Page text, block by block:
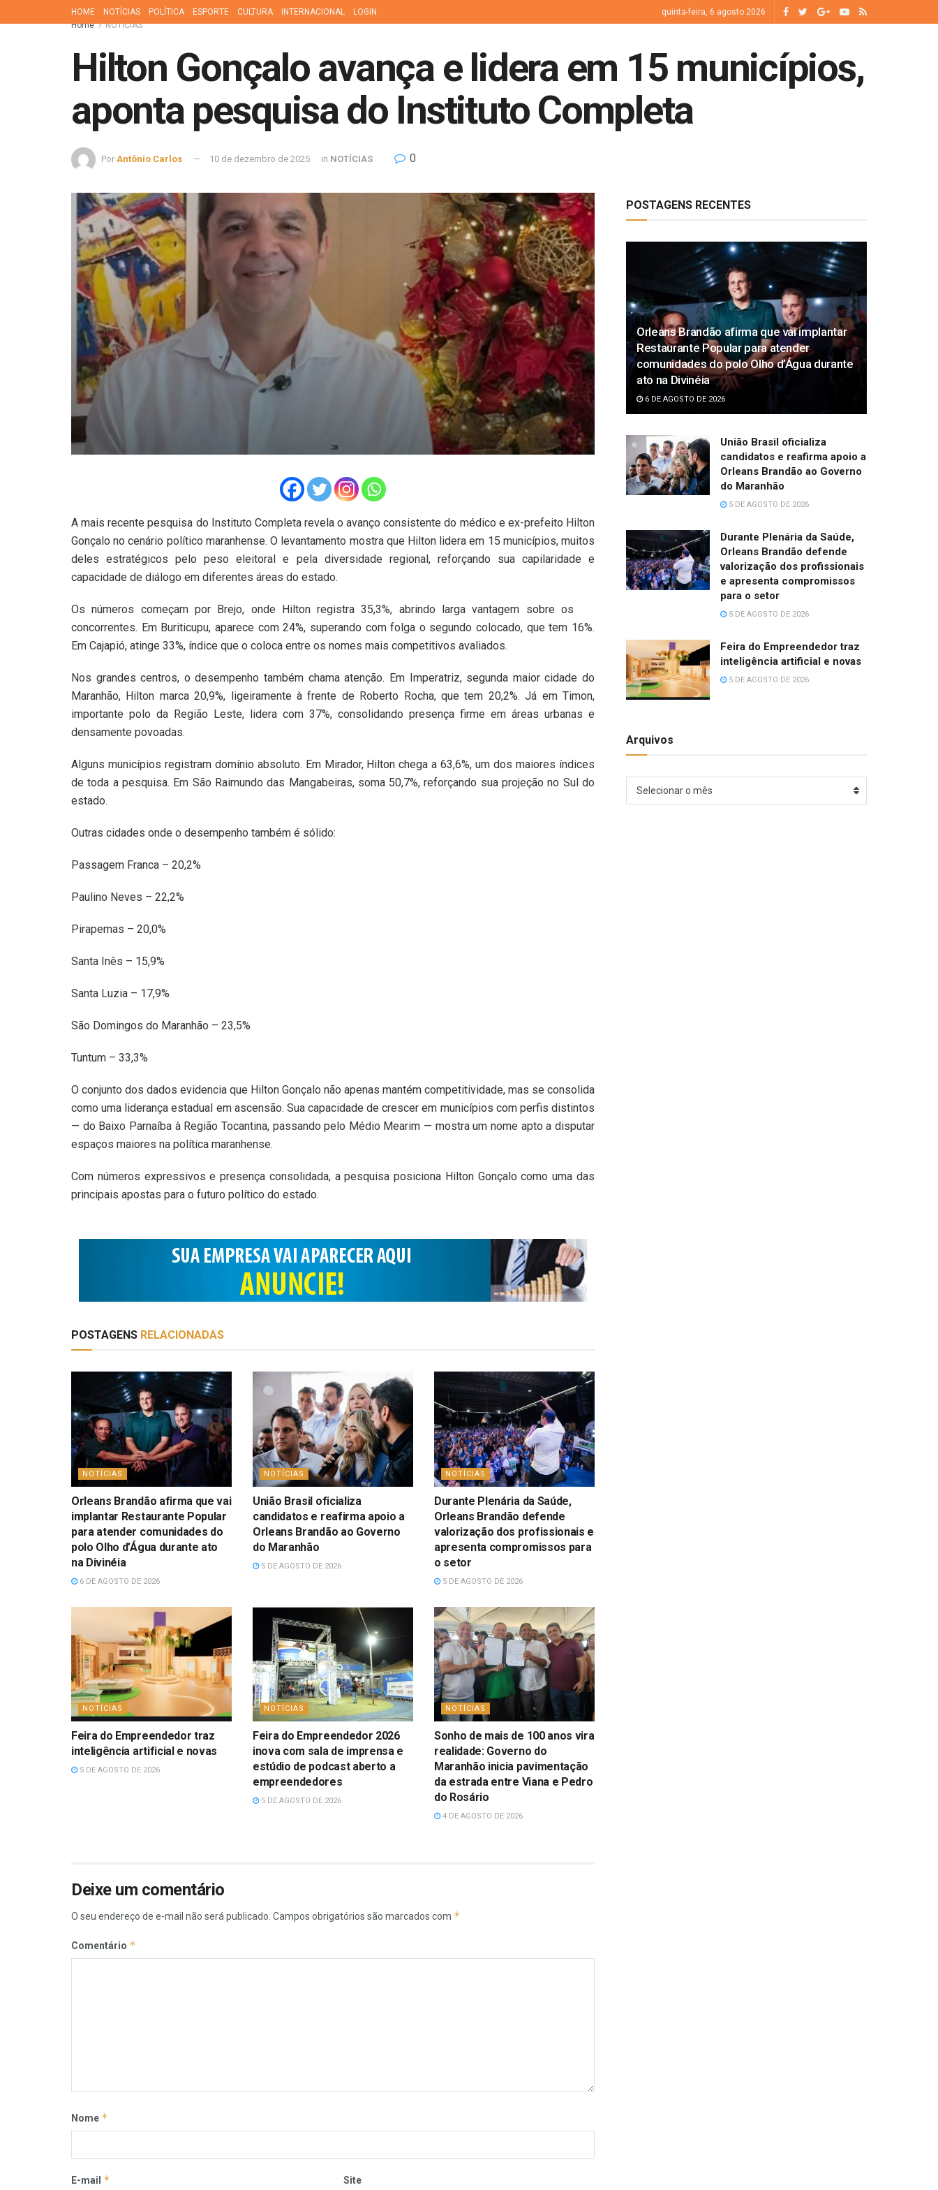
HOME NOTÍCIAS POLÍTICA ESPORTE CULTURA INTERNACIONAL LOGIN
quinta-feira, 6 agosto 2026
Home
NOTÍCIAS
Hilton Gonçalo avança e lidera em 15 municípios,
aponta pesquisa do Instituto Completa
Por Antônio Carlos 10 de dezembro de 2025 in NOTÍCIAS 0
A mais recente pesquisa do Instituto Completa revela o avanço consistente do médico e ex-prefeito Hilton
Gonçalo no cenário político maranhense. O levantamento mostra que Hilton lidera em 15 municípios, muitos
deles estratégicos pelo peso eleitoral e pela diversidade regional, reforçando sua capilaridade e
capacidade de diálogo em diferentes áreas do estado.
Os números começam por Brejo, onde Hilton registra 35,3%, abrindo larga vantagem sobre os
concorrentes. Em Buriticupu, aparece com 24%, superando com folga o segundo colocado, que tem 16%.
Em Cajapió, atinge 33%, índice que o coloca entre os nomes mais competitivos avaliados.
Nos grandes centros, o desempenho também chama atenção. Em Imperatriz, segunda maior cidade do
Maranhão, Hilton marca 20,9%, ligeiramente à frente de Roberto Rocha, que tem 20,2%. Já em Timon,
importante polo da Região Leste, lidera com 37%, consolidando presença firme em áreas urbanas e
densamente povoadas.
Alguns municípios registram domínio absoluto. Em Mirador, Hilton chega a 63,6%, um dos maiores índices
de toda a pesquisa. Em São Raimundo das Mangabeiras, soma 50,7%, reforçando sua projeção no Sul do
estado.
Outras cidades onde o desempenho também é sólido:
Passagem Franca – 20,2%
Paulino Neves – 22,2%
Pirapemas – 20,0%
Santa Inês – 15,9%
Santa Luzia – 17,9%
São Domingos do Maranhão – 23,5%
Tuntum – 33,3%
O conjunto dos dados evidencia que Hilton Gonçalo não apenas mantém competitividade, mas se consolida
como uma liderança estadual em ascensão. Sua capacidade de crescer em municípios com perfis distintos
— do Baixo Parnaíba à Região Tocantina, passando pelo Médio Mearim — mostra um nome apto a disputar
espaços maiores na política maranhense.
Com números expressivos e presença consolidada, a pesquisa posiciona Hilton Gonçalo como uma das
principais apostas para o futuro político do estado.
POSTAGENS RELACIONADAS
NOTÍCIAS
Orleans Brandão afirma que vai
implantar Restaurante Popular
para atender comunidades do
polo Olho d’Água durante ato
na Divinéia
6 DE AGOSTO DE 2026
NOTÍCIAS
União Brasil oficializa
candidatos e reafirma apoio a
Orleans Brandão ao Governo
do Maranhão
5 DE AGOSTO DE 2026
NOTÍCIAS
Durante Plenária da Saúde,
Orleans Brandão defende
valorização dos profissionais e
apresenta compromissos para
o setor
5 DE AGOSTO DE 2026
NOTÍCIAS
Feira do Empreendedor traz
inteligência artificial e novas
5 DE AGOSTO DE 2026
NOTÍCIAS
Feira do Empreendedor 2026
inova com sala de imprensa e
estúdio de podcast aberto a
empreendedores
5 DE AGOSTO DE 2026
NOTÍCIAS
Sonho de mais de 100 anos vira
realidade: Governo do
Maranhão inicia pavimentação
da estrada entre Viana e Pedro
do Rosário
4 DE AGOSTO DE 2026
Deixe um comentário
O seu endereço de e-mail não será publicado. Campos obrigatórios são marcados com *
Comentário *
Nome *
E-mail * Site
POSTAGENS RECENTES
Orleans Brandão afirma que vai implantar
Restaurante Popular para atender
comunidades do polo Olho d’Água durante
ato na Divinéia
6 DE AGOSTO DE 2026
União Brasil oficializa
candidatos e reafirma apoio a
Orleans Brandão ao Governo
do Maranhão
5 DE AGOSTO DE 2026
Durante Plenária da Saúde,
Orleans Brandão defende
valorização dos profissionais
e apresenta compromissos
para o setor
5 DE AGOSTO DE 2026
Feira do Empreendedor traz
inteligência artificial e novas
5 DE AGOSTO DE 2026
Arquivos
Selecionar o mês